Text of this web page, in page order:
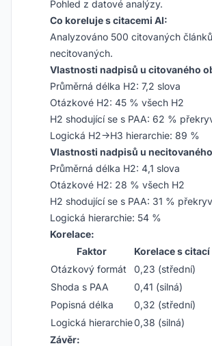
Pohled z datové analýzy.
Co koreluje s citacemi AI:
Analyzováno 500 citovaných
necitovaných.
Vlastnosti nadpisů u citovaného
Průměrná délka H2: 7,2 slova
Otázkové H2: 45 % všech H2
H2 shodující se s PAA: 62 %
Logická H2→H3 hierarchie: 89 %
Vlastnosti nadpisů u
Průměrná délka H2: 4,1 slova
Otázkové H2: 28 % všech H2
H2 shodující se s PAA: 31 % překryv
Logická hierarchie: 54 %
Korelace:
Faktor
Korelace s citací
Otázkový formát
0,23 (střední)
Shoda s PAA
0,41 (silná)
Popisná délka
0,32 (střední)
Logická hierarchie0,38 (silná)
Závěr: